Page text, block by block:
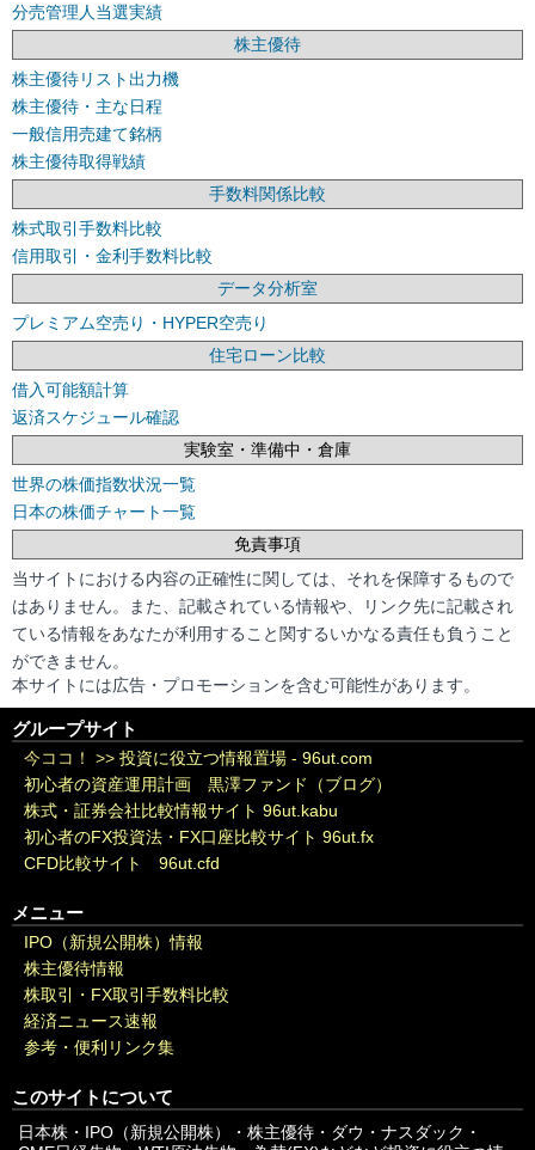
分売管理人当選実績
株主優待
株主優待リスト出力機
株主優待・主な日程
一般信用売建て銘柄
株主優待取得戦績
手数料関係比較
株式取引手数料比較
信用取引・金利手数料比較
データ分析室
プレミアム空売り・HYPER空売り
住宅ローン比較
借入可能額計算
返済スケジュール確認
実験室・準備中・倉庫
世界の株価指数状況一覧
日本の株価チャート一覧
免責事項
当サイトにおける内容の正確性に関しては、それを保障するもので
はありません。また、記載されている情報や、リンク先に記載され
ている情報をあなたが利用すること関するいかなる責任も負うこと
ができません。
本サイトには広告・プロモーションを含む可能性があります。
グループサイト
今ココ！ >> 投資に役立つ情報置場 - 96ut.com
初心者の資産運用計画 黒澤ファンド（ブログ）
株式・証券会社比較情報サイト 96ut.kabu
初心者のFX投資法・FX口座比較サイト 96ut.fx
CFD比較サイト 96ut.cfd
メニュー
IPO（新規公開株）情報
株主優待情報
株取引・FX取引手数料比較
経済ニュース速報
参考・便利リンク集
このサイトについて
日本株・IPO（新規公開株）・株主優待・ダウ・ナスダック・